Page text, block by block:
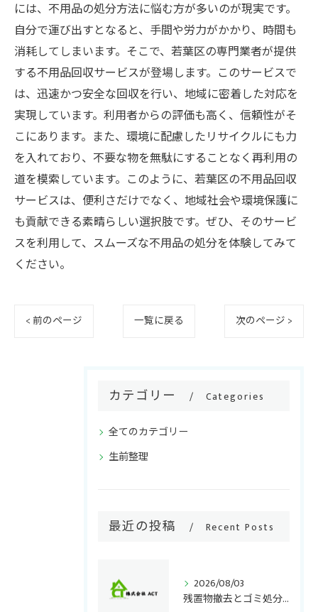
には、不用品の処分方法に悩む方が多いのが現実です。
自分で運び出すとなると、手間や労力がかかり、時間も
消耗してしまいます。そこで、若葉区の専門業者が提供
する不用品回収サービスが登場します。このサービスで
は、迅速かつ安全な回収を行い、地域に密着した対応を
実現しています。利用者からの評価も高く、信頼性がそ
こにあります。また、環境に配慮したリサイクルにも力
を入れており、不要な物を無駄にすることなく再利用の
道を模索しています。このように、若葉区の不用品回収
サービスは、便利さだけでなく、地域社会や環境保護に
も貢献できる素晴らしい選択肢です。ぜひ、そのサービ
スを利用して、スムーズな不用品の処分を体験してみて
ください。
< 前のページ 一覧に戻る 次のページ >
カテゴリー Categories
全てのカテゴリー
生前整理
最近の投稿 Recent Posts
2026/08/03
残置物撤去とゴミ処分千葉県で失敗しない正しい手順と費用負担のポイント